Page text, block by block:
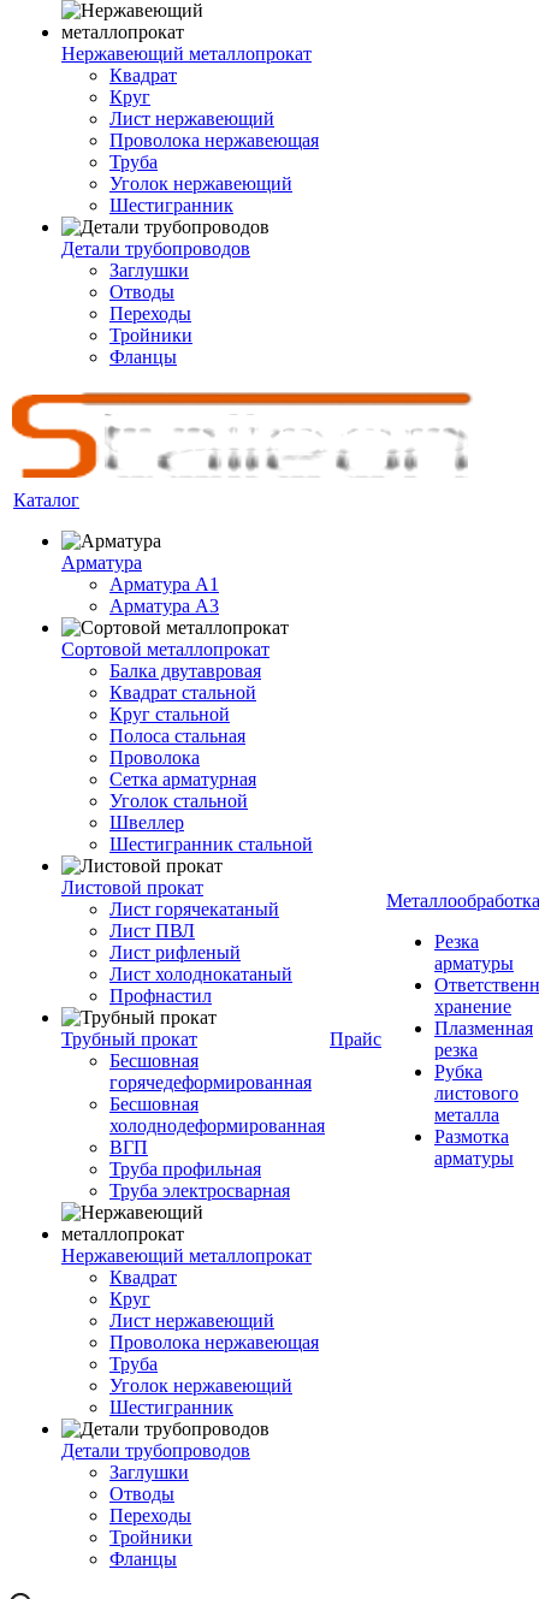
Нержавеющий металлопрокат
Квадрат
Круг
Лист нержавеющий
Проволока нержавеющая
Труба
Уголок нержавеющий
Шестигранник
Детали трубопроводов
Заглушки
Отводы
Переходы
Тройники
Фланцы
Каталог
Арматура
Арматура A1
Арматура А3
Сортовой металлопрокат
Балка двутавровая
Квадрат стальной
Круг стальной
Полоса стальная
Проволока
Сетка арматурная
Уголок стальной
Швеллер
Шестигранник стальной
Листовой прокат
Лист горячекатаный
Лист ПВЛ
Лист рифленый
Лист холоднокатаный
Профнастил
Трубный прокат
Бесшовная
горячедеформированная
Бесшовная
холоднодеформированная
ВГП
Труба профильная
Труба электросварная
Нержавеющий металлопрокат
Квадрат
Круг
Лист нержавеющий
Проволока нержавеющая
Труба
Уголок нержавеющий
Шестигранник
Детали трубопроводов
Заглушки
Отводы
Переходы
Тройники
Фланцы
Прайс
Металлообработка
Резка
арматуры
хранение
Плазменная
резка
Рубка
листового
металла
Размотка
арматуры